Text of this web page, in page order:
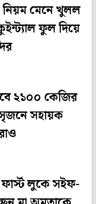
মেনে খুলল
ফুল দিয়ে
২১০০ কেজির
সহায়ক
ফার্স্ট লুকে সইফ-